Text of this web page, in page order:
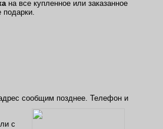
на все купленное или заказанное
сообщим позднее. Телефон и
с